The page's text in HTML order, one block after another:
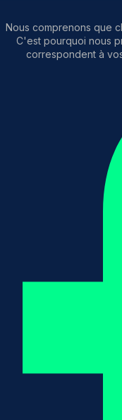
Nous comprenons que
C'est pourquoi nous
correspondent à